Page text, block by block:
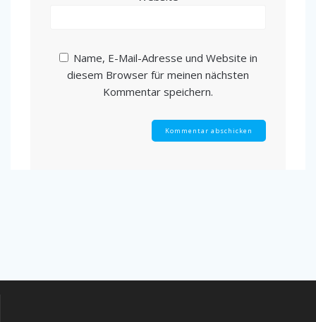
Name, E-Mail-Adresse und Website in
diesem Browser für meinen nächsten
Kommentar speichern.